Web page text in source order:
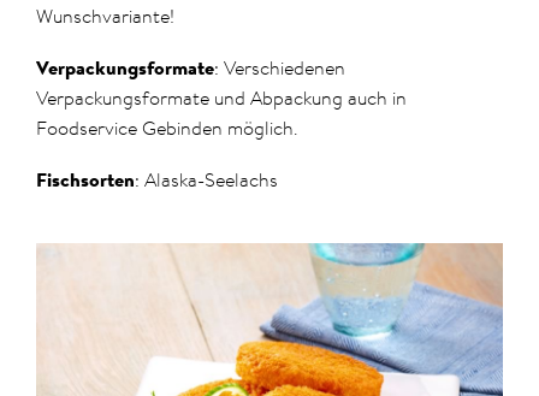
Wunschvariante!
Verpackungsformate: Verschiedenen
Verpackungsformate und Abpackung auch in
Foodservice Gebinden möglich.
Fischsorten: Alaska-Seelachs